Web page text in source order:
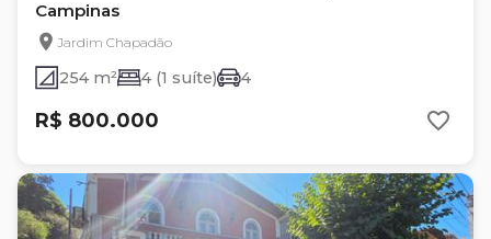
Campinas
Jardim Chapadão
254 m² 4 (1 suíte) 4
R$ 800.000